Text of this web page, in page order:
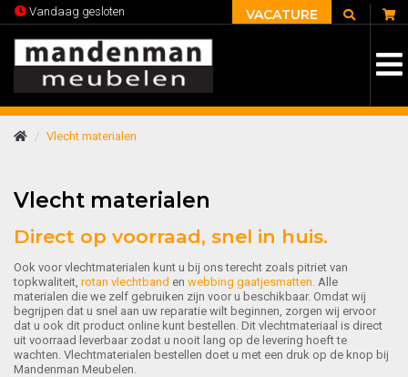
Vandaag gesloten VACATURE
Vlecht materialen
Vlecht materialen
Direct op voorraad, snel in huis.
Ook voor vlechtmaterialen kunt u bij ons terecht zoals pitriet van
topkwaliteit, rotan vlechtband en webbing gaatjesmatten. Alle
materialen die we zelf gebruiken zijn voor u beschikbaar. Omdat wij
begrijpen dat u snel aan uw reparatie wilt beginnen, zorgen wij ervoor
dat u ook dit product online kunt bestellen. Dit vlechtmateriaal is direct
uit voorraad leverbaar zodat u nooit lang op de levering hoeft te
wachten. Vlechtmaterialen bestellen doet u met een druk op de knop bij
Mandenman Meubelen.